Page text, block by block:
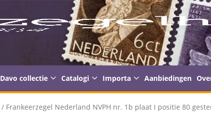
Davo collectie Catalogi Importa Aanbiedingen
/ Frankeerzegel Nederland NVPH nr. 1b plaat I positie 80